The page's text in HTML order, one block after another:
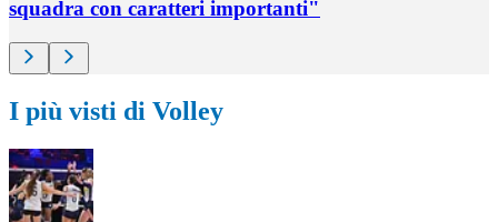
squadra con caratteri importanti"
I più visti di Volley